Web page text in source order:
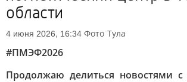
области
4 июня 2026, 16:34 Фото Тула
#ПМЭФ2026
Продолжаю делиться новостями